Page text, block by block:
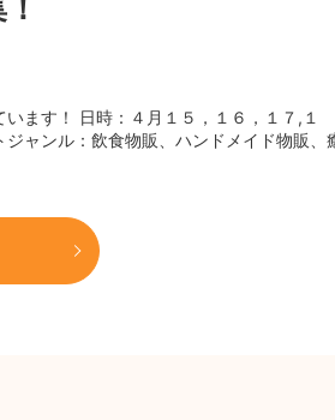
ます！ 日時：４月１５，１６，１７,１
ャンル：飲食物販、ハンドメイド物販、